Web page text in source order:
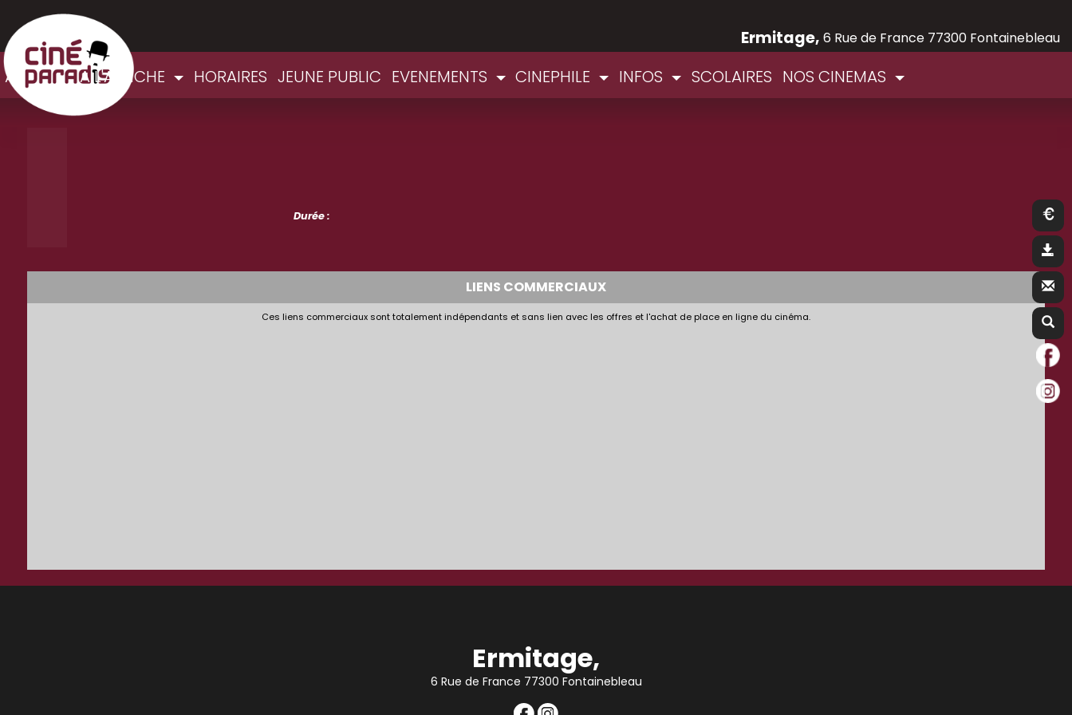
Ermitage, 6 Rue de France 77300 Fontainebleau
ACCUEIL A L'AFFICHE HORAIRES JEUNE PUBLIC EVENEMENTS CINEPHILE INFOS SCOLAIRES NOS CINEMAS
Durée :
LIENS COMMERCIAUX
Ces liens commerciaux sont totalement indépendants et sans lien avec les offres et l'achat de place en ligne du cinéma.
Ermitage,
6 Rue de France 77300 Fontainebleau